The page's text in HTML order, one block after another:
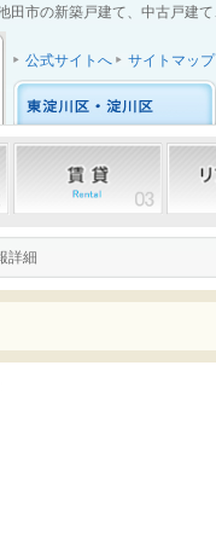
田市の新築戸建て、中古戸建
公式サイトへ サイトマップ
詳細